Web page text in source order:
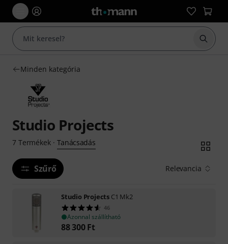
Minden kategória
Studio Projects
7 Termékek· Tanácsadás
Szűrő Relevancia
Studio Projects C1 Mk2
46
Azonnal szállítható
88 300 Ft